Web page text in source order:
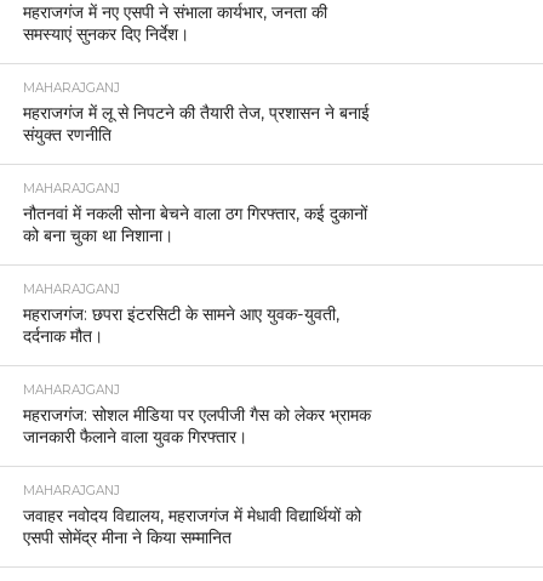
महराजगंज में नए एसपी ने संभाला कार्यभार, जनता की
समस्याएं सुनकर दिए निर्देश।
MAHARAJGANJ
महराजगंज में लू से निपटने की तैयारी तेज, प्रशासन ने बनाई
संयुक्त रणनीति
MAHARAJGANJ
नौतनवां में नकली सोना बेचने वाला ठग गिरफ्तार, कई दुकानों
को बना चुका था निशाना।
MAHARAJGANJ
महराजगंज: छपरा इंटरसिटी के सामने आए युवक-युवती,
दर्दनाक मौत।
MAHARAJGANJ
महराजगंज: सोशल मीडिया पर एलपीजी गैस को लेकर भ्रामक
जानकारी फैलाने वाला युवक गिरफ्तार।
MAHARAJGANJ
जवाहर नवोदय विद्यालय, महराजगंज में मेधावी विद्यार्थियों को
एसपी सोमेंद्र मीना ने किया सम्मानित